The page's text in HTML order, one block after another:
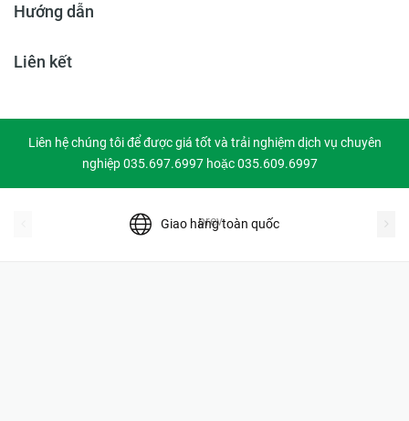
Hướng dẫn
Liên kết
Liên hệ chúng tôi để được giá tốt và trải nghiệm dịch vụ chuyên
nghiệp 035.697.6997 hoặc 035.609.6997
Giao hàng toàn quốc
prev